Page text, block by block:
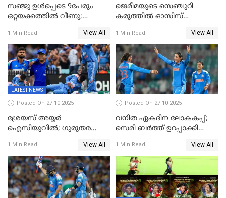
സഞ്ജു ഉൾപ്പെടെ 9പേരും
ഒറ്റയക്കത്തിൽ വീണു;
ഹര്‍ഷിതും മാത്രം;
മെല്‍ബണില്‍
ഇന്ത്യയ്‌ക്കെതിരെ ഓസീസ്
ലക്ഷ്യം 126 റണ്‍സ്
1 Min Read View All
ജെമീമയുടെ സെഞ്ചുറി
കരുത്തിൽ ഓസിസ്
തകർന്നു; അഞ്ച് വിക്കറ്റ്
ജയവുമായി ഇന്ത്യൻ
വനിതകൾ ലോകകപ്പ്
കലാശപ്പോരിന്
1 Min Read View All
LATEST NEWS
Posted On 27-10-2025
ശ്രേയസ് അയ്യര്‍
ഐസിയുവില്‍; ഗുരുതര
1 Min Read View All
Posted On 27-10-2025
വനിത ഏകദിന ലോകകപ്പ്;
സെമി ബര്‍ത്ത് ഉറപ്പാക്കി
1 Min Read View All